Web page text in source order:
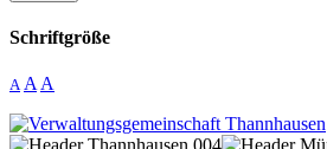
Schriftgröße
A A A